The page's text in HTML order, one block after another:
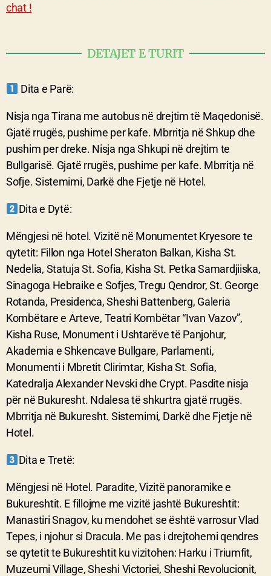
chat !
DETAJET E TURIT
Dita e Parë:
Nisja nga Tirana me autobus në drejtim të Maqedonisë.
Gjatë rrugës, pushime per kafe. Mbrritja në Shkup dhe
pushim per dreke. Nisja nga Shkupi në drejtim te
Bullgarisë. Gjatë rrugës, pushime per kafe. Mbrritja në
Sofje. Sistemimi, Darkë dhe Fjetje në Hotel.
Dita e Dytë:
Mëngjesi në hotel. Vizitë në Monumentet Kryesore te
qytetit: Fillon nga Hotel Sheraton Balkan, Kisha St.
Nedelia, Statuja St. Sofia, Kisha St. Petka Samardjiiska,
Sinagoga Hebraike e Sofjes, Tregu Qendror, St. George
Rotanda, Presidenca, Sheshi Battenberg, Galeria
Kombëtare e Arteve, Teatri Kombëtar “Ivan Vazov”,
Kisha Ruse, Monument i Ushtarëve të Panjohur,
Akademia e Shkencave Bullgare, Parlamenti,
Monumenti i Mbretit Clirimtar, Kisha St. Sofia,
Katedralja Alexander Nevski dhe Crypt. Pasdite nisja
për në Bukuresht. Ndalesa të shkurtra gjatë rrugës.
Mbrritja në Bukuresht. Sistemimi, Darkë dhe Fjetje në
Hotel.
Dita e Tretë:
Mëngjesi në Hotel. Paradite, Vizitë panoramike e
Bukureshtit. E fillojme me vizitë jashtë Bukureshtit:
Manastiri Snagov, ku mendohet se është varrosur Vlad
Tepes, i njohur si Dracula. Me pas i drejtohemi qendres
se qytetit te Bukureshtit ku vizitohen: Harku i Triumfit,
Muzeumi Village, Sheshi Victoriei, Sheshi Revolucionit,